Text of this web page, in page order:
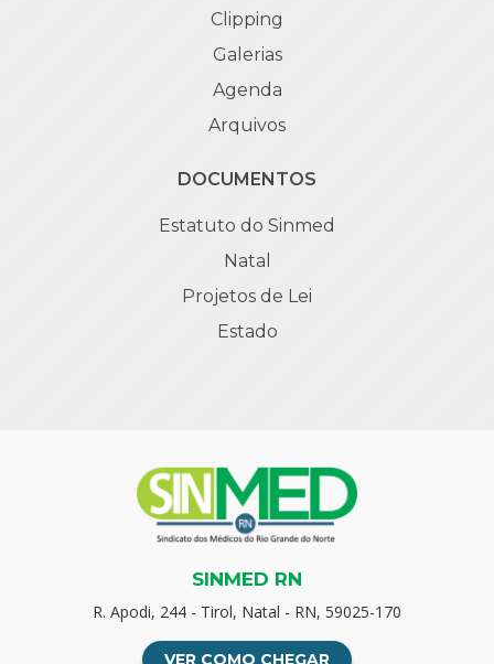
Clipping
Galerias
Agenda
Arquivos
DOCUMENTOS
Estatuto do Sinmed
Natal
Projetos de Lei
Estado
SINMED RN
R. Apodi, 244 - Tirol, Natal - RN, 59025-170
VER COMO CHEGAR